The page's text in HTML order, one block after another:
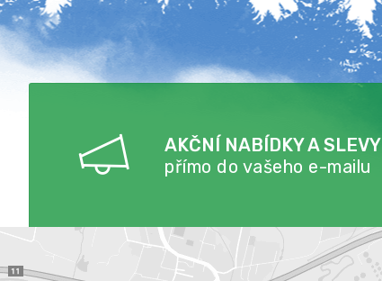
AKČNÍ NABÍDKY A SLEVY
přímo do vašeho e-mailu